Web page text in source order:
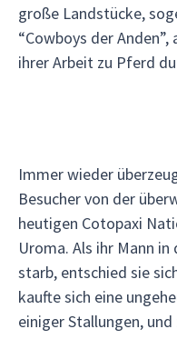
große Landstücke,
“Cowboys der Anden”,
ihrer Arbeit zu Pferd
Immer wieder
Besucher von der
heutigen Cotopaxi
Uroma. Als ihr Mann
starb, entschied sie
kaufte sich eine
einiger Stallungen,